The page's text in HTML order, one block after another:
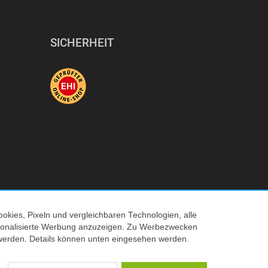
SICHERHEIT
© 2026 Tecedo
Pixeln und vergleichbaren Technologien, alle
Werbung anzuzeigen. Zu Werbezwecken
Details können unten eingesehen werden.